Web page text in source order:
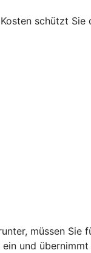
schützt
müssen Sie
und